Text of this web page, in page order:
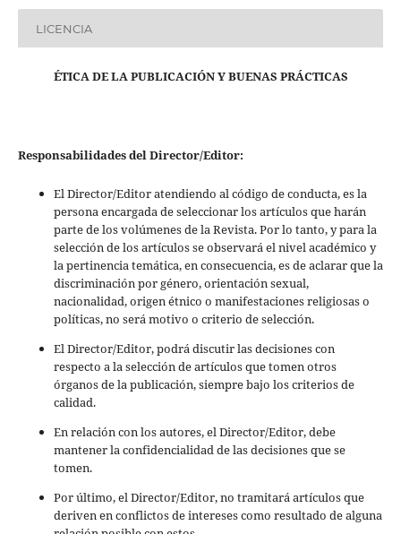
LICENCIA
ÉTICA DE LA PUBLICACIÓN Y BUENAS PRÁCTICAS
Responsabilidades del Director/Editor:
El Director/Editor atendiendo al código de conducta, es la
persona encargada de seleccionar los artículos que harán
parte de los volúmenes de la Revista. Por lo tanto, y para la
selección de los artículos se observará el nivel académico y
la pertinencia temática, en consecuencia, es de aclarar que la
discriminación por género, orientación sexual,
nacionalidad, origen étnico o manifestaciones religiosas o
políticas, no será motivo o criterio de selección.
El Director/Editor, podrá discutir las decisiones con
respecto a la selección de artículos que tomen otros
órganos de la publicación, siempre bajo los criterios de
calidad.
En relación con los autores, el Director/Editor, debe
mantener la confidencialidad de las decisiones que se
tomen.
Por último, el Director/Editor, no tramitará artículos que
deriven en conflictos de intereses como resultado de alguna